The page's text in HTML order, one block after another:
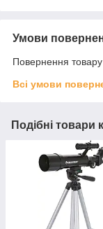
Умови
Повернення
Всі умови
Подібні товари